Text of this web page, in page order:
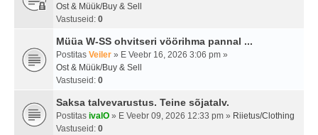
Ost & Müük/Buy & Sell
Vastuseid: 0
Müüa W-SS ohvitseri vöörihma pannal ...
Postitas Veiler » E Veebr 16, 2026 3:06 pm »
Ost & Müük/Buy & Sell
Vastuseid: 0
Saksa talvevarustus. Teine sõjatalv.
Postitas ivalO » E Veebr 09, 2026 12:33 pm » Riietus/Clothing
Vastuseid: 0